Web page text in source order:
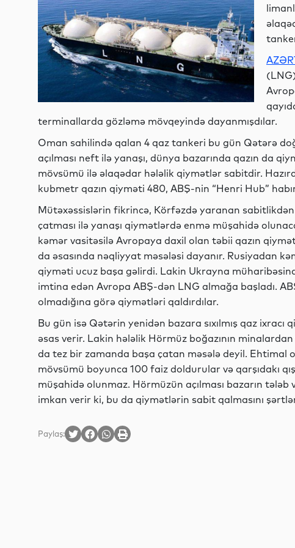
terminallarda gözləmə mövqeyində dayanmışdılar.
Oman sahilində qalan 4 qaz tankeri bu gün Qətərə
açılması neft ilə yanaşı, dünya bazarında qazın da
mövsümü ilə əlaqədar hələlik qiymətlər sabitdir.
kubmetr qazın qiyməti 480, ABŞ-nin “Henri Hub”
Mütəxəssislərin fikrincə, Körfəzdə yaranan
çatması ilə yanaşı qiymətlərdə enmə müşahidə
kəmər vasitəsilə Avropaya daxil olan təbii qazın
da əsasında nəqliyyat məsələsi dayanır. Rusiyadan
qiyməti ucuz başa gəlirdi. Lakin Ukrayna
imtina edən Avropa ABŞ-dən LNG almağa başladı.
olmadığına görə qiymətləri qaldırdılar.
Bu gün isə Qətərin yenidən bazara sıxılmış qaz ixracı
əsas verir. Lakin hələlik Hörmüz boğazının
da tez bir zamanda başa çatan məsələ deyil. Ehtimal
mövsümü boyunca 100 faiz doldurular və qarşıdakı
müşahidə olunmaz. Hörmüzün açılması bazarın tələb
imkan verir ki, bu da qiymətlərin sabit qalmasını
Paylaş: